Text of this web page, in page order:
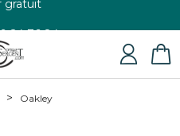
Oakley